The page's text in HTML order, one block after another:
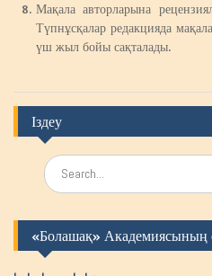
Мақала авторларына
Түпнұсқалар редакцияда
үш жыл бойы сақталады.
Іздеу
S
e
r
c
h
«Болашақ» Академиясының